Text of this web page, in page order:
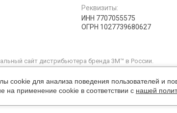
Реквизиты:
ИНН 7707055575
ОГРН 1027739680627
сайт дистрибьютера бренда 3M™ в России.
437 Гражданского кодекса РФ. Текущую цену на
персональных данных
cookie для анализа поведения пользователей и
на применение cookie в соответствии с нашей